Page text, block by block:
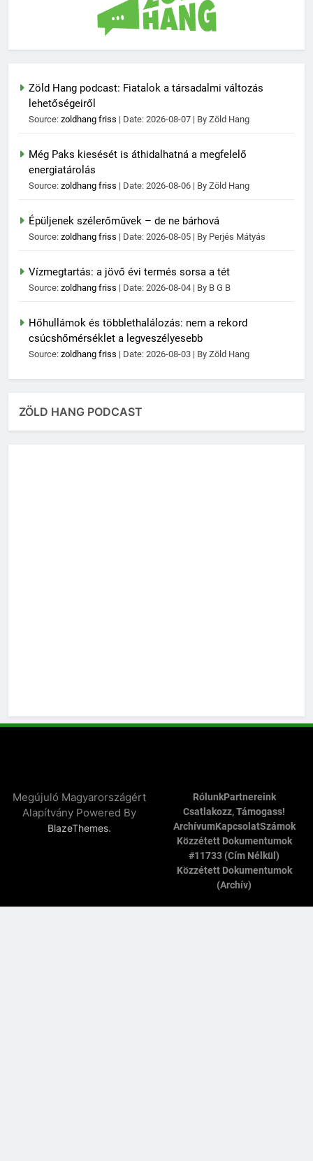
Zöld Hang podcast: Fiatalok a társadalmi változás
lehetőségeiről
Source: zoldhang friss Date: 2026-08-07 By Zöld Hang
Még Paks kiesését is áthidalhatná a megfelelő
energiatárolás
Source: zoldhang friss Date: 2026-08-06 By Zöld Hang
Épüljenek szélerőművek – de ne bárhová
Source: zoldhang friss Date: 2026-08-05 By Perjés Mátyás
Vízmegtartás: a jövő évi termés sorsa a tét
Source: zoldhang friss Date: 2026-08-04 By B G B
Hőhullámok és többlethalálozás: nem a rekord
csúcshőmérséklet a legveszélyesebb
Source: zoldhang friss Date: 2026-08-03 By Zöld Hang
ZÖLD HANG PODCAST
Megújuló Magyarországért
Alapítvány Powered By
BlazeThemes.
RólunkPartnereink
Csatlakozz, Támogass!
ArchívumKapcsolatSzámok
Közzétett Dokumentumok
#11733 (cím Nélkül)
Közzétett Dokumentumok
(archív)